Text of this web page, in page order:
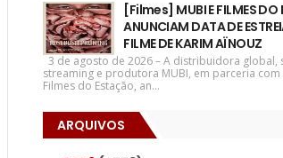
[Filmes] MUBI E FILMES DO
ANUNCIAM DATA DE
FILME DE KARIM AÏNOUZ
3 de agosto de 2026 – A distribuidora global,
streaming e produtora MUBI, em parceria
Filmes do Estação, an...
ARQUIVOS